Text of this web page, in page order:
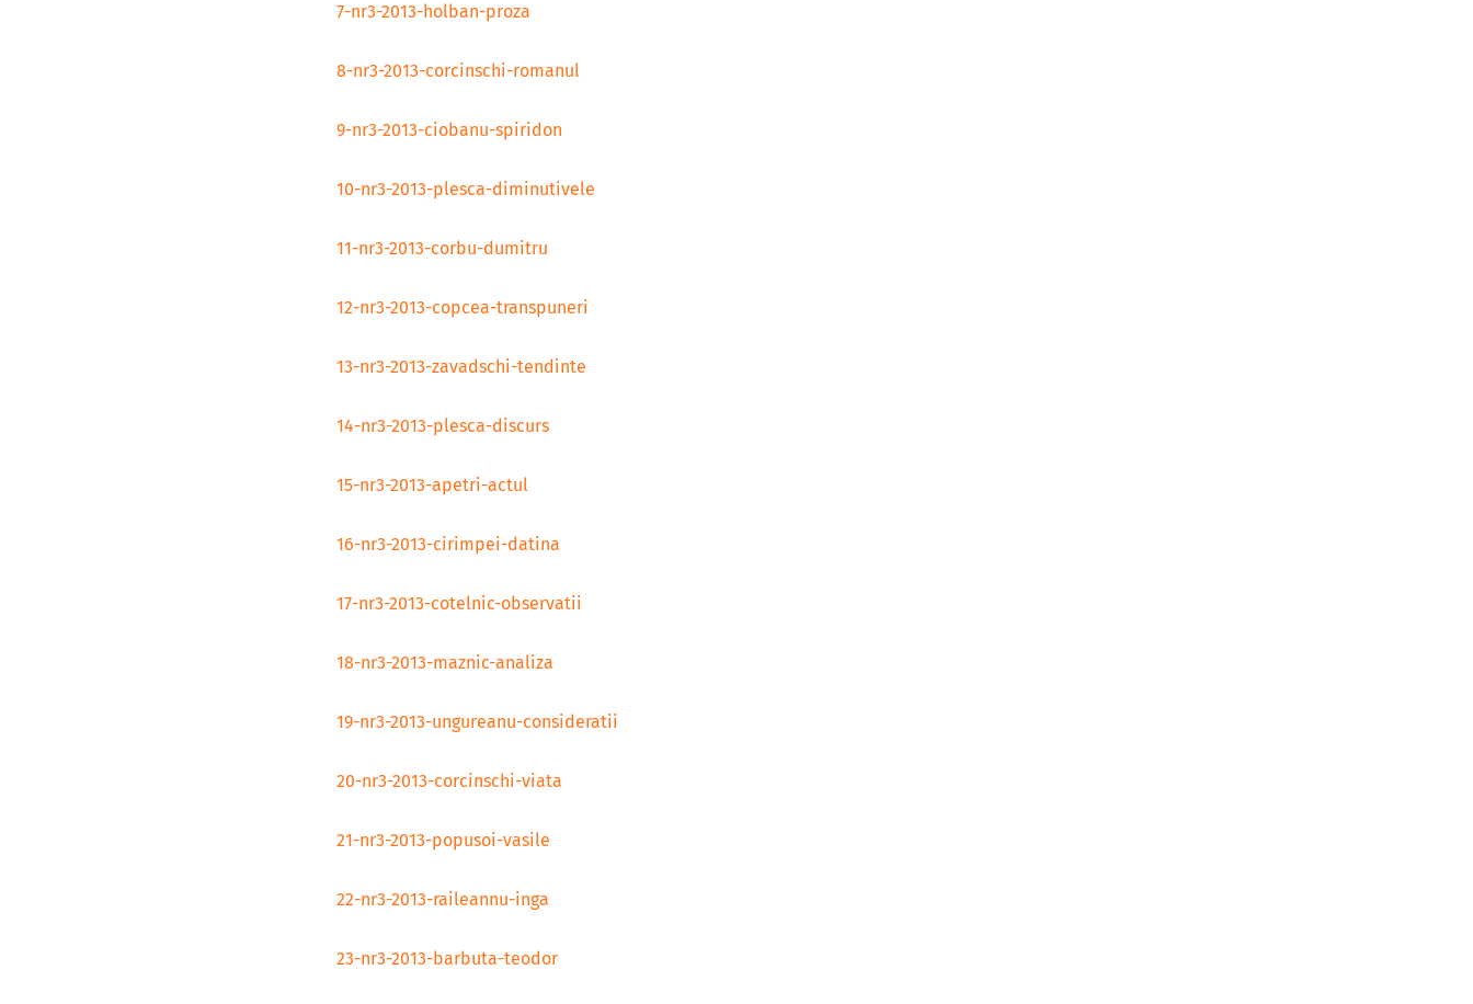
7-nr3-2013-holban-proza
8-nr3-2013-corcinschi-romanul
9-nr3-2013-ciobanu-spiridon
10-nr3-2013-plesca-diminutivele
11-nr3-2013-corbu-dumitru
12-nr3-2013-copcea-transpuneri
13-nr3-2013-zavadschi-tendinte
14-nr3-2013-plesca-discurs
15-nr3-2013-apetri-actul
16-nr3-2013-cirimpei-datina
17-nr3-2013-cotelnic-observatii
18-nr3-2013-maznic-analiza
19-nr3-2013-ungureanu-consideratii
20-nr3-2013-corcinschi-viata
21-nr3-2013-popusoi-vasile
22-nr3-2013-raileannu-inga
23-nr3-2013-barbuta-teodor